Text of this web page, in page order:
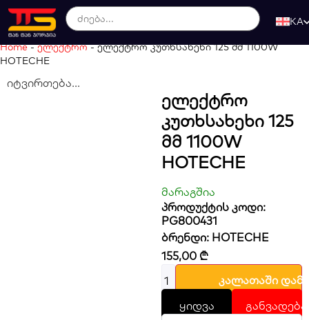
KA
Home-ელექტრო-ელექტრო კუთხსახეხი 125 მმ 1100W
HOTECHE
იტვირთება...
Ელექტრო
Კუთხსახეხი 125
Მმ 1100W
HOTECHE
მარაგშია
პროდუქტის კოდი:
PG800431
ბრენდი: HOTECHE
155,00 ₾
კალათაში
ყიდვა
განვადება